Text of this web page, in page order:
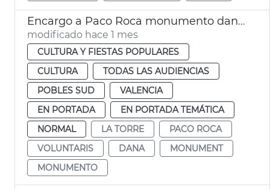
Encargo a Paco Roca monumento dana La Torre
modificado hace 1 mes
CULTURA Y FIESTAS POPULARES
CULTURA
TODAS LAS AUDIENCIAS
POBLES SUD
VALENCIA
EN PORTADA
EN PORTADA TEMÁTICA
NORMAL
LA TORRE
PACO ROCA
VOLUNTARIS
DANA
MONUMENT
MONUMENTO